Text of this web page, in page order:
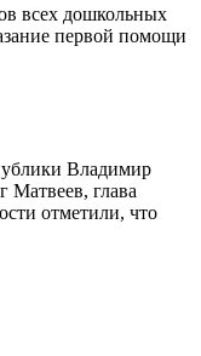
всех дошкольных
первой помощи
Владимир
Матвеев, глава
отметили, что